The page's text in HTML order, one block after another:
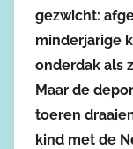
gezwicht:
minderjarige
onderdak als
Maar de
toeren
kind met de